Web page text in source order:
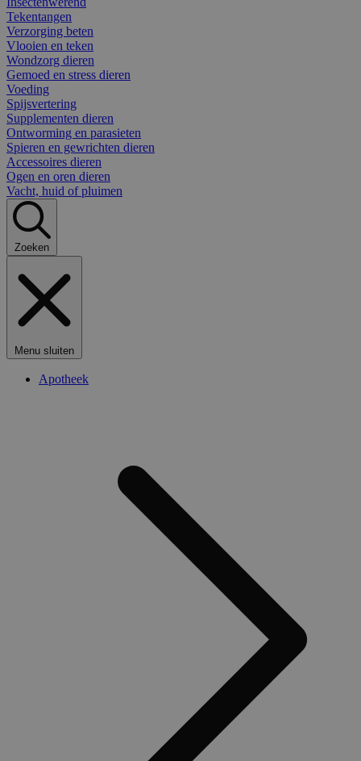
Tekentangen
Verzorging beten
Vlooien en teken
Wondzorg dieren
Gemoed en stress dieren
Voeding
Spijsvertering
Supplementen dieren
Ontworming en parasieten
Spieren en gewrichten dieren
Accessoires dieren
Ogen en oren dieren
Vacht, huid of pluimen
Zoeken
Menu sluiten
Apotheek